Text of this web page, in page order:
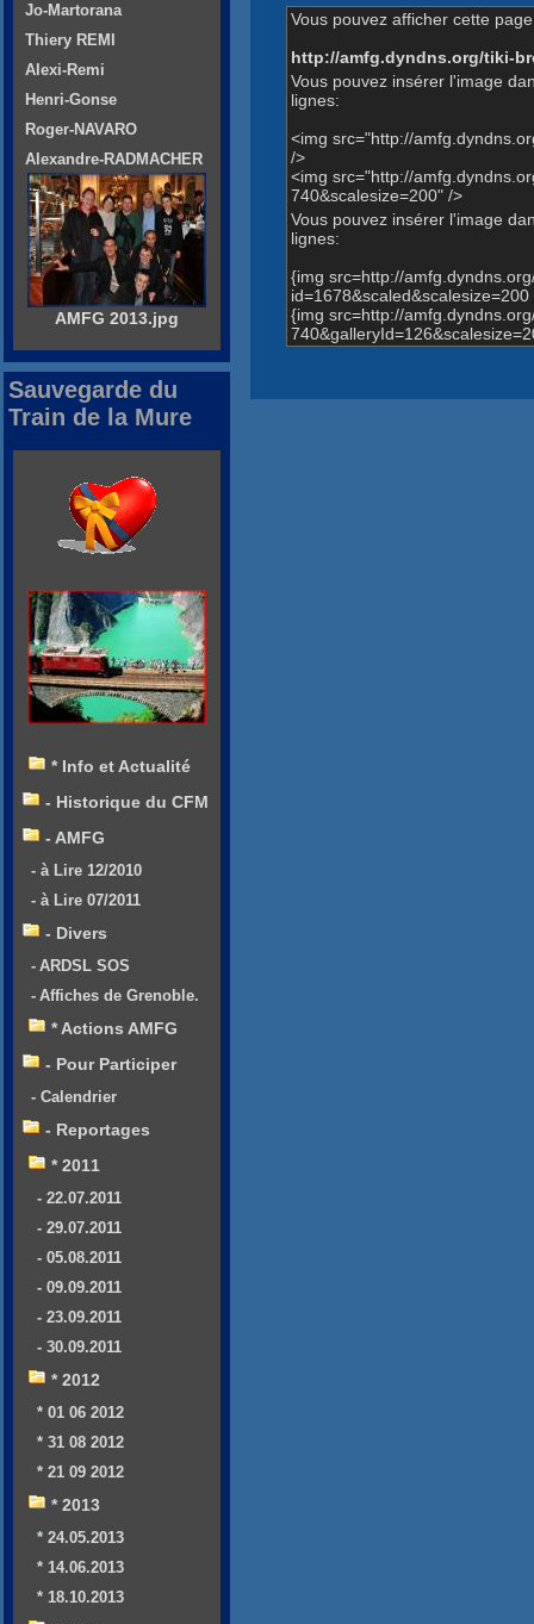
Vous pouvez afficher cette
http://amfg.dyndns.org/tiki-
Vous pouvez insérer l'image
lignes:
<img src="http://
/>
<img src="http://
740&scalesize=200" />
Vous pouvez insérer l'image
lignes:
{img src=http://
id=1678&scaled&scalesize=200
{img src=http://
Jo-Martorana
Thiery REMI
Alexi-Remi
Henri-Gonse
Roger-NAVARO
Alexandre-RADMACHER
AMFG 2013.jpg
Sauvegarde du
Train de la Mure
* Info et Actualité
- Historique du CFM
- AMFG
- à Lire 12/2010
- à Lire 07/2011
- Divers
- ARDSL SOS
- Affiches de Grenoble.
* Actions AMFG
- Pour Participer
- Calendrier
- Reportages
* 2011
- 22.07.2011
- 29.07.2011
- 05.08.2011
- 09.09.2011
- 23.09.2011
- 30.09.2011
* 2012
* 01 06 2012
* 31 08 2012
* 21 09 2012
* 2013
* 24.05.2013
* 14.06.2013
* 18.10.2013